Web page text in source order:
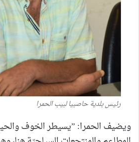
رئيس بلدية حاصبيا لبيب الحمرا
ويضيف الحمرا: ”يسيطر الخوف